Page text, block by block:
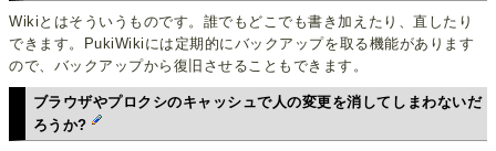
Wikiとはそういうものです。誰でもどこでも書き加えたり、直したり
できます。PukiWikiには定期的にバックアップを取る機能があります
ので、バックアップから復旧させることもできます。
ブラウザやプロクシのキャッシュで人の変更を消してしまわないだ
ろうか?